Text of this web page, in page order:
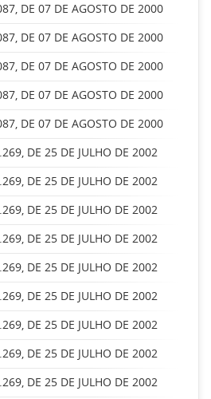
DE 07 DE AGOSTO DE 2000
DE 07 DE AGOSTO DE 2000
DE 07 DE AGOSTO DE 2000
DE 07 DE AGOSTO DE 2000
DE 07 DE AGOSTO DE 2000
DE 25 DE JULHO DE 2002
DE 25 DE JULHO DE 2002
DE 25 DE JULHO DE 2002
DE 25 DE JULHO DE 2002
DE 25 DE JULHO DE 2002
DE 25 DE JULHO DE 2002
DE 25 DE JULHO DE 2002
DE 25 DE JULHO DE 2002
DE 25 DE JULHO DE 2002